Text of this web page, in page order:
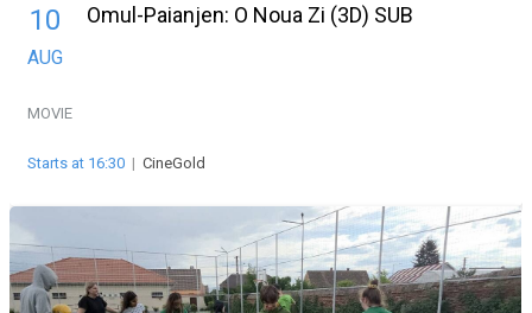
10
AUG
Omul-Paianjen: O Noua Zi (3D) SUB
MOVIE
Starts at 16:30 | CineGold